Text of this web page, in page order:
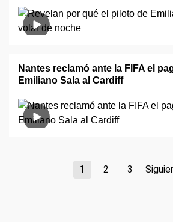
Nantes reclamó ante la FIFA el
Emiliano Sala al Cardiff
1 2 3